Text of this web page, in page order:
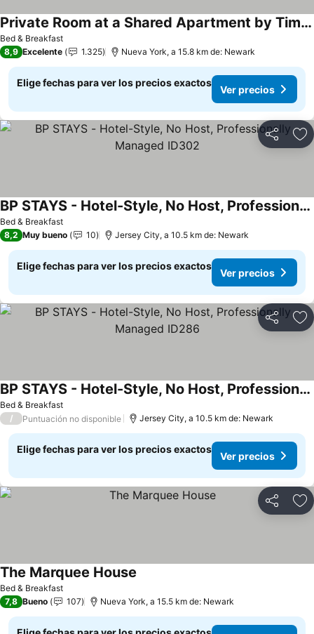
Bed & Breakfast
Private Room at a Shared Apartment by Times Square Manhattan
8,9 Excelente 1.325 Nueva York, a 15.8 km de: Newark
Elige fechas para ver los precios exactos
Ver precios
Compartir
Bed & Breakfast
BP STAYS - Hotel-Style, No Host, Professionally Managed ID302
8,2 Muy bueno 10 Jersey City, a 10.5 km de: Newark
Elige fechas para ver los precios exactos
Ver precios
Compartir
Bed & Breakfast
BP STAYS - Hotel-Style, No Host, Professionally Managed ID286
/ Puntuación no disponible Jersey City, a 10.5 km de: Newark
Elige fechas para ver los precios exactos
Ver precios
Compartir
Bed & Breakfast
The Marquee House
7,8 Bueno 107 Nueva York, a 15.5 km de: Newark